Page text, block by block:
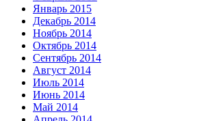
Январь 2015
Декабрь 2014
Ноябрь 2014
Октябрь 2014
Сентябрь 2014
Август 2014
Июль 2014
Июнь 2014
Май 2014